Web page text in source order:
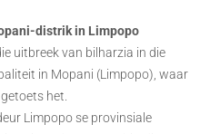
distrik in Limpopo
uitbreek van bilharzia in die
in Mopani (Limpopo), waar
het.
Limpopo se provinsiale